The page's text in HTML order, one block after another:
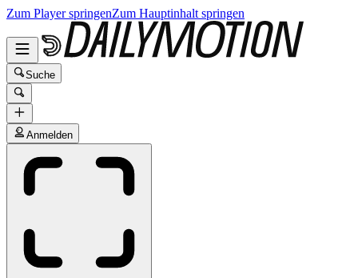
Zum Player springenZum Hauptinhalt springen
Suche
Anmelden